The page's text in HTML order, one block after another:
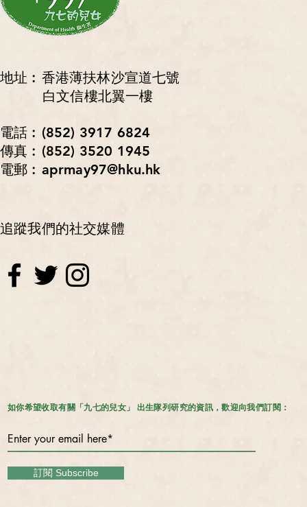
地址︰香港薄扶林沙宣道七號
白文信樓北翼一樓
電話︰(852) 3917 6824
傳真︰(852) 3520 1945
電郵︰aprmay97@hku.hk
追蹤我們的社交媒體
訂閱 Subscribe
如你希望收取有關「九七的兒女」 出生隊列研究的資訊，歡迎向我們訂閱：